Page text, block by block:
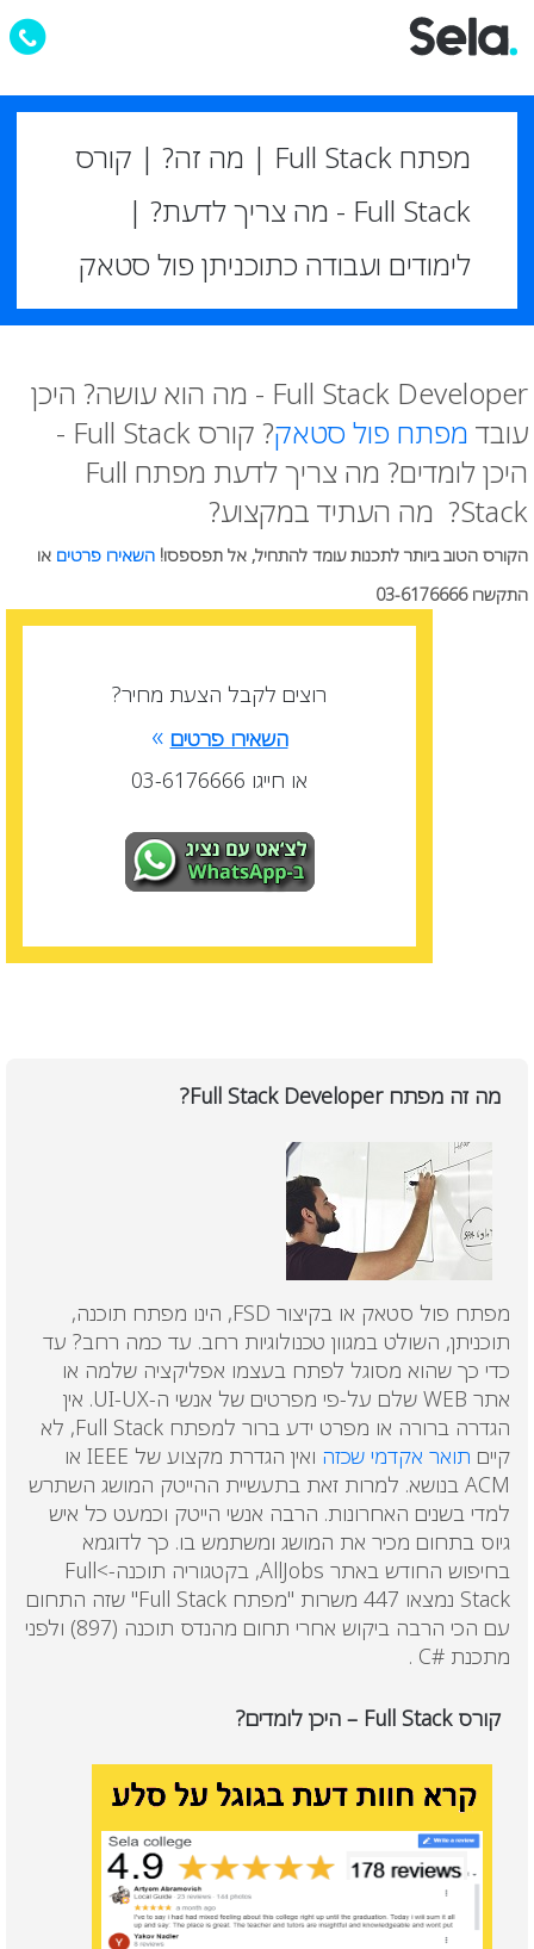
מפתח Full Stack | מה זה? | קורס
Full Stack - מה צריך לדעת? |
לימודים ועבודה כתוכניתן פול סטאק
Full Stack Developer - מה הוא עושה? היכן
עובד מפתח פול סטאק
? קורס Full Stack -
היכן לומדים? מה צריך לדעת מפתח Full
Stack? מה העתיד במקצוע?
הקורס הטוב ביותר לתכנות עומד להתחיל, אל תפספסו! השאירו פרטים או
התקשרו 03-6176666
מה זה מפתח Full Stack Developer?
מפתח פול סטאק או בקיצור FSD, הינו מפתח תוכנה,
תוכניתן, השולט במגוון טכנולוגיות רחב. עד כמה רחב? עד
כדי כך שהוא מסוגל לפתח בעצמו אפליקציה שלמה או
אתר WEB שלם על-פי מפרטים של אנשי ה-UI-UX. אין
הגדרה ברורה או מפרט ידע ברור למפתח Full Stack, לא
קיים תואר אקדמי שכזה
ואין הגדרת מקצוע של IEEE או
ACM בנושא. למרות זאת בתעשיית ההייטק המושג השתרש
למדי בשנים האחרונות. הרבה אנשי הייטק וכמעט כל איש
גיוס בתחום מכיר את המושג ומשתמש בו. כך לדוגמא
בחיפוש החודש באתר AllJobs, בקטגוריה תוכנה->Full
Stack נמצאו 447 משרות "מפתח Full Stack" שזה התחום
עם הכי הרבה ביקוש אחרי תחום מהנדס תוכנה (897) ולפני
מתכנת #C .
קורס Full Stack – היכן לומדים?
רוצים לקבל הצעת מחיר?
השאירו פרטים »
או חייגו 03-6176666